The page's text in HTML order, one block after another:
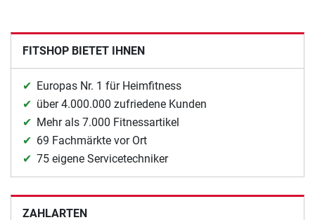
FITSHOP BIETET IHNEN
Europas Nr. 1 für Heimfitness
über 4.000.000 zufriedene Kunden
Mehr als 7.000 Fitnessartikel
69 Fachmärkte vor Ort
75 eigene Servicetechniker
ZAHLARTEN